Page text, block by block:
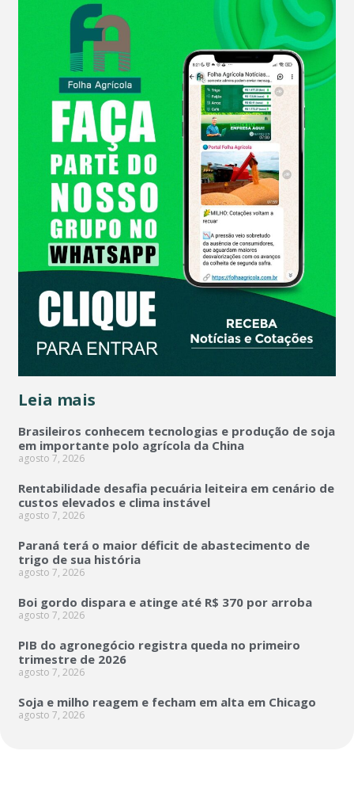
Leia mais
Brasileiros conhecem tecnologias e produção de soja
em importante polo agrícola da China
agosto 7, 2026
Rentabilidade desafia pecuária leiteira em cenário de
custos elevados e clima instável
agosto 7, 2026
Paraná terá o maior déficit de abastecimento de
trigo de sua história
agosto 7, 2026
Boi gordo dispara e atinge até R$ 370 por arroba
agosto 7, 2026
PIB do agronegócio registra queda no primeiro
trimestre de 2026
agosto 7, 2026
Soja e milho reagem e fecham em alta em Chicago
agosto 7, 2026